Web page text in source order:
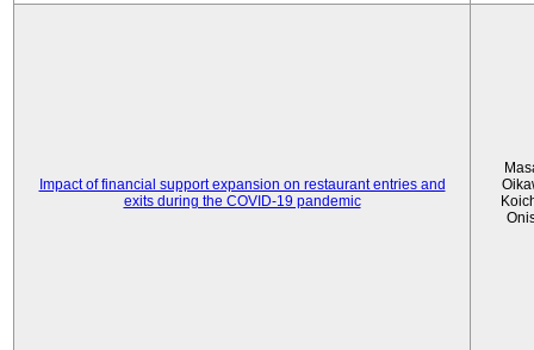
Impact of financial support expansion on restaurant entries and
exits during the COVID-19 pandemic